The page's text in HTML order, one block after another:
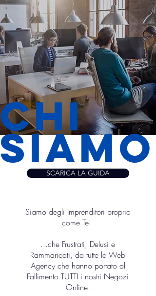
Chi
siamo
SCARICA LA GUIDA
Siamo degli Imprenditori proprio
come Te!
...che Frustrati, Delusi e
Rammaricati, da tutte le Web
Agency che hanno portato al
Fallimento TUTTI i nostri Negozi
Online.